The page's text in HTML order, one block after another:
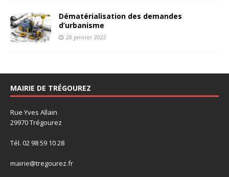
Dématérialisation des demandes
d’urbanisme
28 janvier 2022
MAIRIE DE TRÉGOUREZ
Rue Yves Allain
29970 Trégourez
Tél. 02 98 59 10 28
mairie@tregourez.fr